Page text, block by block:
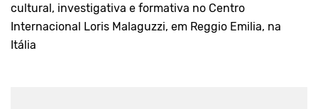
cultural, investigativa e formativa no Centro
Internacional Loris Malaguzzi, em Reggio Emilia, na
Itália